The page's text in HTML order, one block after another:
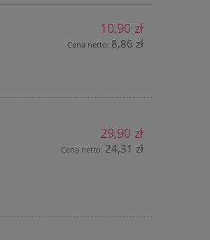
10,90 zł
Cena netto: 8,86 zł
29,90 zł
Cena netto: 24,31 zł